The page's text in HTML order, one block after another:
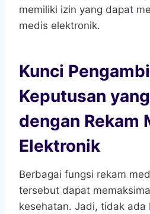
memiliki izin yang dapat
medis elektronik.
Kunci
Keputusan
dengan Rekam
Elektronik
Berbagai fungsi rekam
tersebut dapat
kesehatan. Jadi, tidak ada